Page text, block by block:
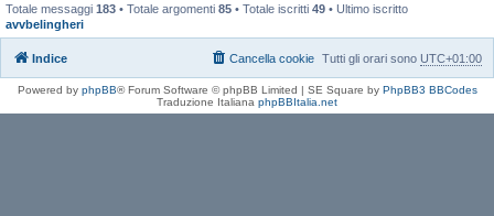
Totale messaggi 183 • Totale argomenti 85 • Totale iscritti 49 • Ultimo iscritto
avvbelingheri
Indice Tutti gli orari sono UTC+01:00
Cancella cookie
Powered by phpBB® Forum Software © phpBB Limited | SE Square by PhpBB3 BBCodes
Traduzione Italiana phpBBItalia.net